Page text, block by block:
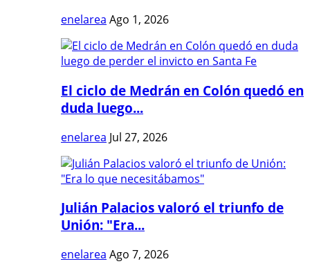
enelarea Ago 1, 2026
El ciclo de Medrán en Colón quedó en
duda luego...
enelarea Jul 27, 2026
Julián Palacios valoró el triunfo de
Unión: "Era...
enelarea Ago 7, 2026